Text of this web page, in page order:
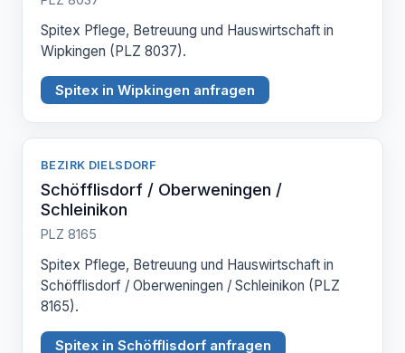
Spitex Pflege, Betreuung und Hauswirtschaft in
Wipkingen (PLZ 8037).
Spitex in Wipkingen anfragen
BEZIRK DIELSDORF
Schöfflisdorf / Oberweningen /
Schleinikon
PLZ 8165
Spitex Pflege, Betreuung und Hauswirtschaft in
Schöfflisdorf / Oberweningen / Schleinikon (PLZ
8165).
Spitex in Schöfflisdorf anfragen